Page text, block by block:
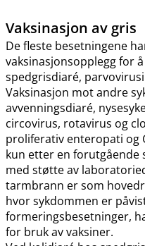
Vaksinasjon av gris
De fleste besetningene
vaksinasjonsopplegg for
spedgrisdiaré,
Vaksinasjon mot andre
avvenningsdiaré,
circovirus, rotavirus og
proliferativ enteropati og
kun etter en forutgående
med støtte av
tarmbrann er som
hvor sykdommen er
formeringsbesetninger,
for bruk av vaksiner.